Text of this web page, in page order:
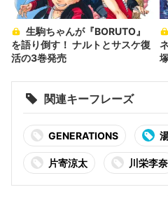
を語り倒す！ ナルトとサスケ復
活の3巻発売
関連キーフレーズ
GENERATIONS
片寄涼太 川栄李奈